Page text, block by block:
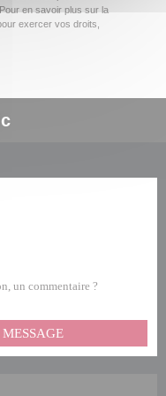
en savoir plus sur la
exercer vos droits,
un commentaire ?